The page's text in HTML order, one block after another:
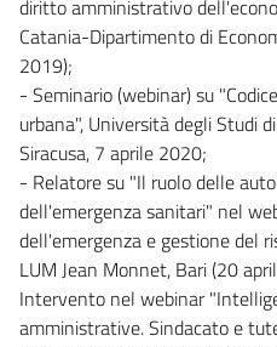
diritto amministrativo
Catania-Dipartimento di
2019);
- Seminario (webinar) su
urbana", Università degli Studi
Siracusa, 7 aprile 2020;
- Relatore su "Il ruolo delle
dell'emergenza sanitari" nel
dell'emergenza e gestione del
LUM Jean Monnet, Bari (20
Intervento nel webinar
amministrative. Sindacato e